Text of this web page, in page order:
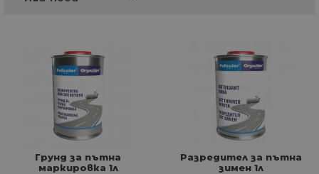
Грунд за пътна
маркировка 1л
Разредител за пътна
зимен 1л